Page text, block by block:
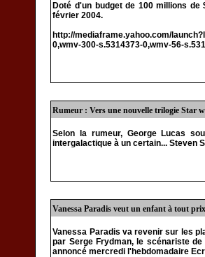
Doté d'un budget de 100 millions
février 2004.
http://mediaframe.yahoo.com/
0,wmv-300-s.5314373-0,wmv-56-
Rumeur : Vers une nouvelle trilogie Star
Selon la rumeur, George Lucas
intergalactique à un certain... Steven
Vanessa Paradis veut un enfant à tout
Vanessa Paradis va revenir sur les
par Serge Frydman, le scénariste
annoncé mercredi l'hebdomadaire